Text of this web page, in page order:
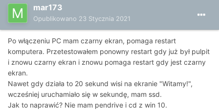
mar173
Opublikowano 23 Stycznia 2021
Po włączeniu PC mam czarny ekran, pomaga restart
komputera. Przetestowałem ponowny restart gdy już był pulpit
i znowu czarny ekran i znowu pomaga restart gdy jest czarny
ekran.
Nawet gdy działa to 20 sekund wisi na ekranie "Witamy!",
wcześniej uruchamiało się w sekundę, mam ssd.
Jak to naprawić? Nie mam pendrive i cd z win 10.